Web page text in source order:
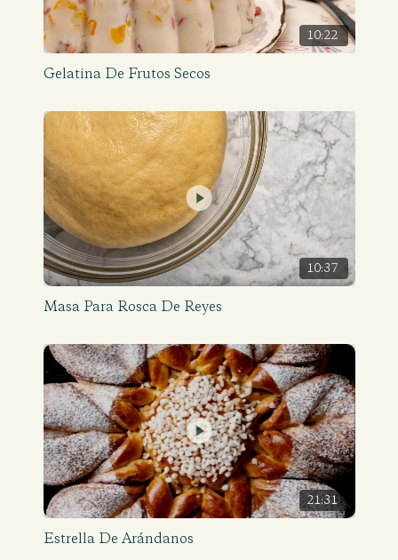
10:22
Gelatina De Frutos Secos
10:37
Masa Para Rosca De Reyes
21:31
Estrella De Arándanos